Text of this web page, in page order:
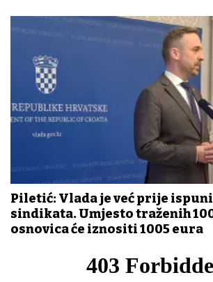
Piletić: Vlada je već prije
sindikata. Umjesto traženih
osnovica će iznositi 1005 eura